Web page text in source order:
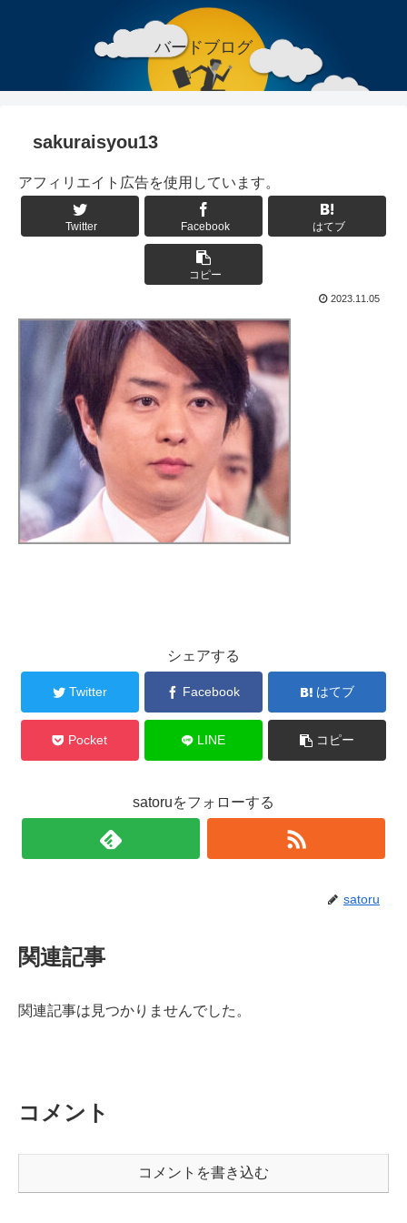
バードブログ
sakuraisyou13
アフィリエイト広告を使用しています。
Twitter Facebook はてブ
コピー
2023.11.05
シェアする
Twitter Facebook はてブ
Pocket LINE コピー
satoruをフォローする
satoru
関連記事
関連記事は見つかりませんでした。
コメント
コメントを書き込む